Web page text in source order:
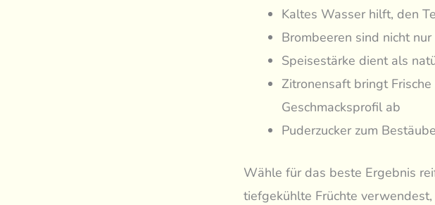
Kaltes Wasser hilft, den
Brombeeren sind nicht
Speisestärke dient als
Zitronensaft bringt
Geschmacksprofil ab
Puderzucker zum
Wähle für das beste Ergebnis
tiefgekühlte Früchte